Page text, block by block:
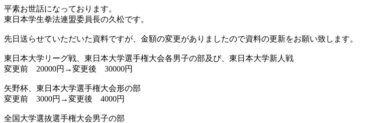
平素お世話になっております。
東日本学生拳法連盟委員長の久松です。
先日送らせていただいた資料ですが、金額の変更がありましたので資料の更新をお願い致します。
東日本大学リーグ戦、東日本大学選手権大会各男子の部及び、東日本大学新人戦
変更前 20000円→変更後 30000円
矢野杯、東日本大学選手権大会形の部
変更前 3000円→変更後 4000円
全国大学選抜選手権大会男子の部